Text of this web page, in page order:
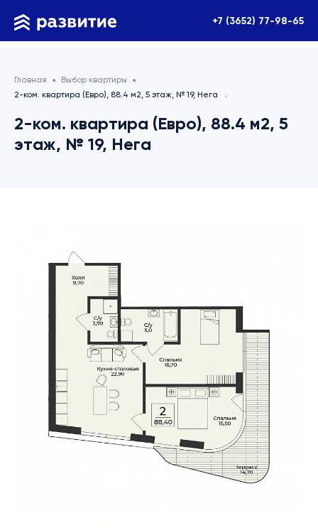
+7 (3652) 77-98-65
Главная
Выбор квартиры
2-ком. квартира (Евро), 88.4 м2, 5 этаж, № 19, Нега
2-ком. квартира (Евро), 88.4 м2, 5
этаж, № 19, Нега